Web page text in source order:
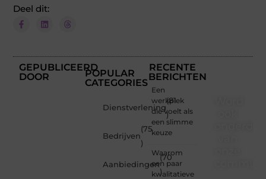
Deel dit:
GEPUBLICEERD
DOOR
POPULAR
CATEGORIES
Dienstverlening
(81
)
Bedrijven
(75
)
Aanbiedingen
(70
)
RECENTE
BERICHTEN
Een
werkplek
die voelt als
een slimme
keuze
Waarom
een paar
kwalitatieve